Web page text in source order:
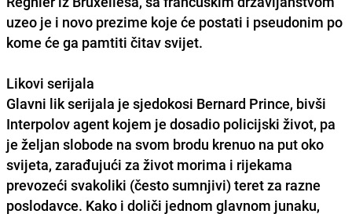
uzeo je i novo prezime koje će postati i pseudonim po
kome će ga pamtiti čitav svijet.
Likovi serijala
Glavni lik serijala je sjedokosi Bernard Prince, bivši
Interpolov agent kojem je dosadio policijski život, pa
je željan slobode na svom brodu krenuo na put oko
svijeta, zarađujući za život morima i rijekama
prevozeći svakoliki (često sumnjivi) teret za razne
poslodavce. Kako i doliči jednom glavnom junaku,